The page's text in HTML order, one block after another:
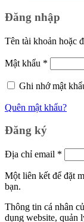
Đăng nhập
Tên tài khoản hoặc
Mật khẩu *
buộc
Ghi nhớ mật
Quên mật khẩu?
Đăng ký
Địa chỉ email *
buộc
Một liên kết để đặt
bạn.
Thông tin cá nhân
dụng website, quản